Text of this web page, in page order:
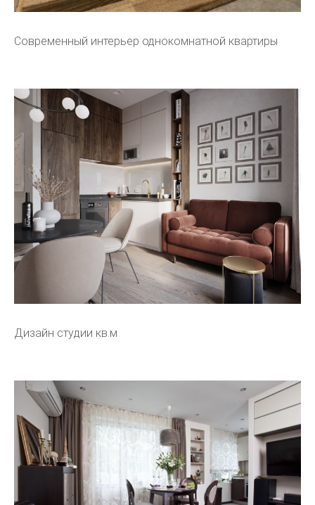
Современный интерьер однокомнатной квартиры
Дизайн студии кв.м